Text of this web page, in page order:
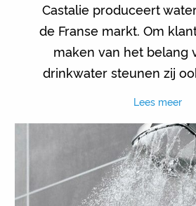
Castalie produceert
de Franse markt. Om
maken van het belang
drinkwater steunen zij
Lees meer